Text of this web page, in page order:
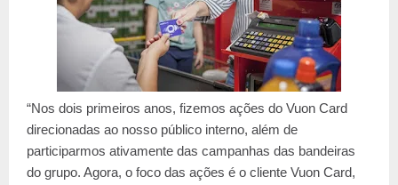
“Nos dois primeiros anos, fizemos ações do Vuon Card
direcionadas ao nosso público interno, além de
participarmos ativamente das campanhas das bandeiras
do grupo. Agora, o foco das ações é o cliente Vuon Card,